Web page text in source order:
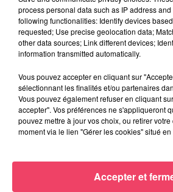
27 juillet 2026
ANGERS SCO. L'ATTAQUANT LANROY
BAS
process personal data such as IP address
following functionalities: Identify devices
requested; Use precise geolocation data;
other data sources; Link different devices;
information transmitted automatically.
Vous pouvez accepter en cliquant sur
sélectionnant les finalités et/ou partenaires
Vous pouvez également refuser en cliquant
accepter". Vos préférences ne s'appliqueront
pouvez mettre à jour vos choix, ou retirer
moment via le lien "Gérer les cookies" situé
Accepter et